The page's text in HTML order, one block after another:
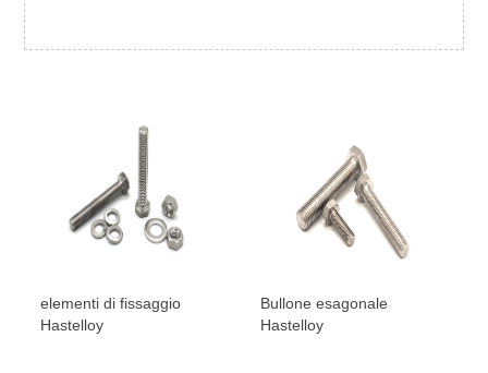
elementi di fissaggio
Hastelloy
Bullone esagonale
Hastelloy